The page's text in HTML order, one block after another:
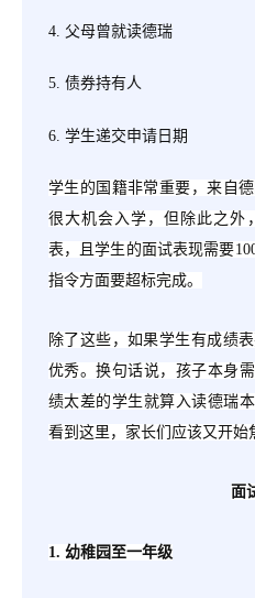
4. 父母曾就读德瑞
5. 债券持有人
6. 学生递交申请日期
学生的国籍非常重要，来自
很大机会入学，但除此之外
表，且学生的面试表现需要
指令方面要超标完成。
除了这些，如果学生有成绩
优秀。换句话说，孩子本身
绩太差的学生就算入读德瑞
看到这里，家长们应该又开始
面
1. 幼稚园至一年级